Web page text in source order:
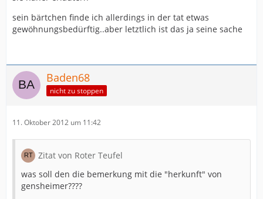
sein bärtchen finde ich allerdings in der tat etwas
gewöhnungsbedürftig..aber letztlich ist das ja seine sache
Baden68
nicht zu stoppen
11. Oktober 2012 um 11:42
Zitat von Roter Teufel
was soll den die bemerkung mit die "herkunft" von
gensheimer????